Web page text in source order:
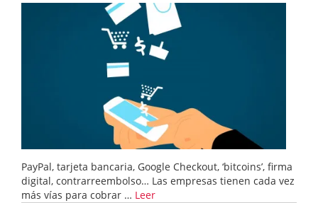
PayPal, tarjeta bancaria, Google Checkout, ‘bitcoins’, firma
digital, contrarreembolso… Las empresas tienen cada vez
más vías para cobrar … Leer